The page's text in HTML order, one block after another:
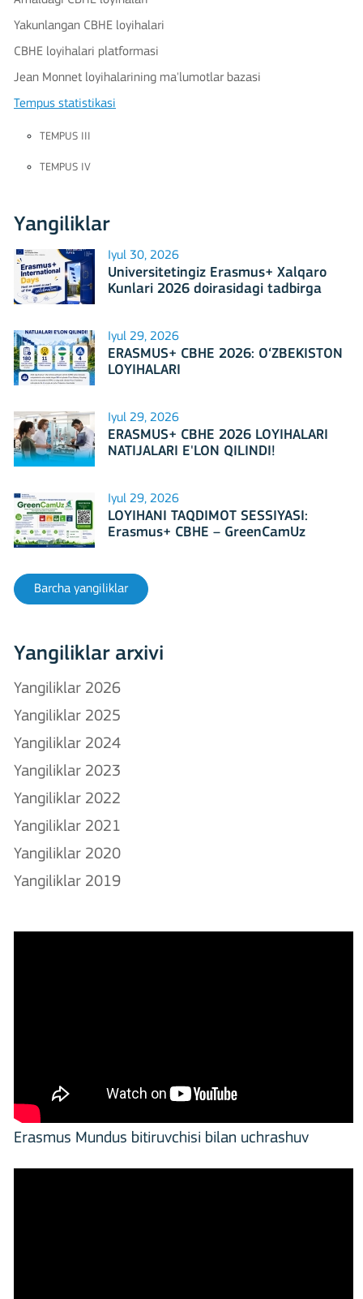
Yakunlangan CBHE loyihalari
CBHE loyihalari platformasi
Jean Monnet loyihalarining ma'lumotlar bazasi
Tempus statistikasi
TEMPUS III
TEMPUS IV
Yangiliklar
Iyul 30, 2026
Universitetingiz Erasmus+ Xalqaro
Kunlari 2026 doirasidagi tadbirga
Iyul 29, 2026
ERASMUS+ CBHE 2026: O‘ZBEKISTON
LOYIHALARI
Iyul 29, 2026
ERASMUS+ CBHE 2026 LOYIHALARI
NATIJALARI E'LON QILINDI!
Iyul 29, 2026
LOYIHANI TAQDIMOT SESSIYASI:
Erasmus+ CBHE – GreenCamUz
Barcha yangiliklar
Yangiliklar arxivi
Yangiliklar 2026
Yangiliklar 2025
Yangiliklar 2024
Yangiliklar 2023
Yangiliklar 2022
Yangiliklar 2021
Yangiliklar 2020
Yangiliklar 2019
Erasmus Mundus bitiruvchisi bilan uchrashuv